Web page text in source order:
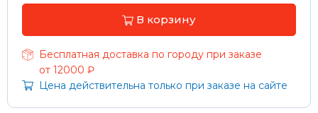
В корзину
Бесплатная доставка по городу при заказе
от 12000 ₽
Цена действительна только при заказе на сайте